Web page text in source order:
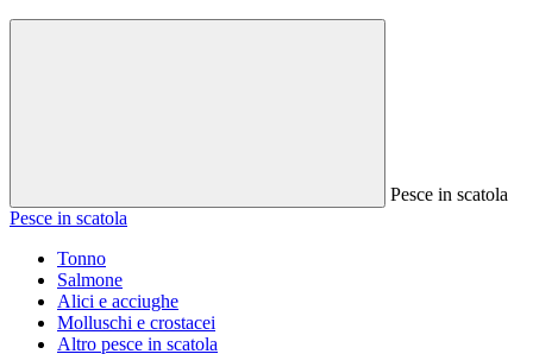
Pesce in scatola
Pesce in scatola
Tonno
Salmone
Alici e acciughe
Molluschi e crostacei
Altro pesce in scatola